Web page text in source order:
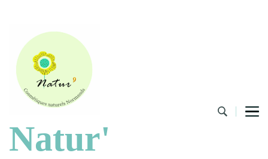
Natur'